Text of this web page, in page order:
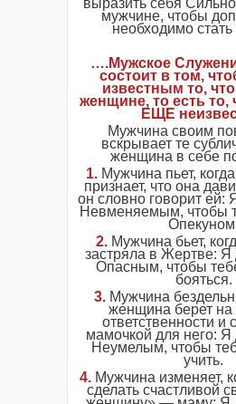
выразить себя
мужчине, чтобы
необходимо
….Мужское
состоит в том,
известным то,
женщине, то есть то,
ЕЩЕ
Мужчина своим
вскрывает те
женщина в себе
1. Мужчина пьет,
признает, что она
он словно говорит ей:
Невменяемым, чтобы
2. Мужчина бьет,
застряла в Жертве:
Опасным, чтобы
бояться.
3. Мужчина
женщина берет на
ответственности и
мамочкой для него:
Неумелым, чтобы
учить.
4. Мужчина изменяет,
сделать счастливой